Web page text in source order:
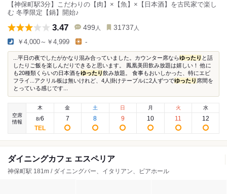
【神保町駅3分】こだわりの【肉】×【魚】×【日本酒】を古民家で楽し
む 冬季限定【鍋】開始♪
3.47 499 人 31737 人
￥4,000～￥4,999 -
...平日の夜でしたがかなり混み合っていました。カウンター席ならゆったり と話
したりご飯を楽しんだりできると思います。 鳳凰美田飲み放題は嬉しい！ 他に
も20種類くらいの日本酒をゆったり飲み放題。 食事もおいしかった、特にエビ
フライ...アクリル板は無いけれど、4人掛けテーブルに2人ずつでゆったり 席間を
とっている感じです...
空席
情報
木
8/6
金
7
土
8
日
9
月
10
火
11
水
12
ダイニングカフェ エスペリア
神保町駅 181m / ダイニングバー、イタリアン、ビアホール